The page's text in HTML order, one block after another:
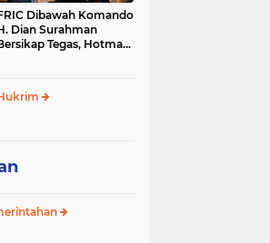
Dibawah Komando
Dian Surahman
Tegas, Hotman
Wartawan